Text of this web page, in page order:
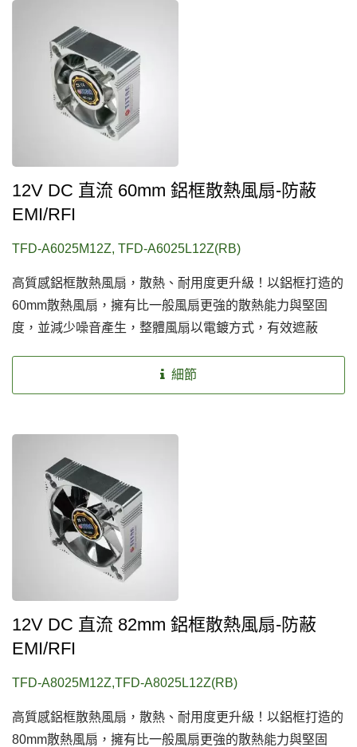
12V DC 直流 60mm 鋁框散熱風扇-防蔽
EMI/RFI
TFD-A6025M12Z, TFD-A6025L12Z(RB)
高質感鋁框散熱風扇，散熱、耐用度更升級！以鋁框打造的
60mm散熱風扇，擁有比一般風扇更強的散熱能力與堅固
度，並減少噪音產生，整體風扇以電鍍方式，有效遮蔽
細節
12V DC 直流 82mm 鋁框散熱風扇-防蔽
EMI/RFI
TFD-A8025M12Z,TFD-A8025L12Z(RB)
高質感鋁框散熱風扇，散熱、耐用度更升級！以鋁框打造的
80mm散熱風扇，擁有比一般風扇更強的散熱能力與堅固